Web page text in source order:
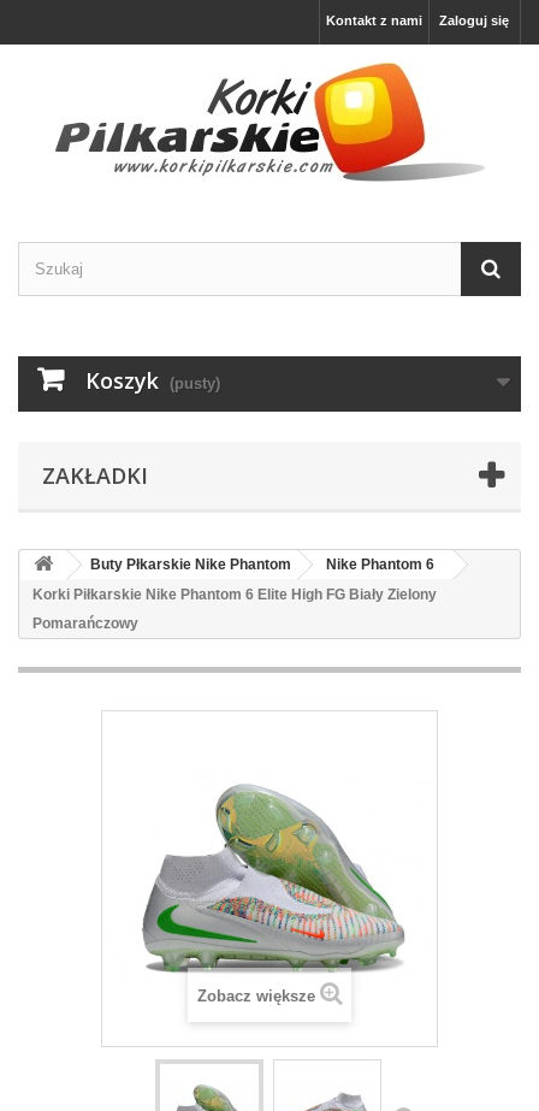
Zaloguj się
Kontakt z nami
Koszyk (pusty)
ZAKŁADKI
Buty Płkarskie Nike Phantom
Nike Phantom 6
Korki Piłkarskie Nike Phantom 6 Elite High FG Biały Zielony
Pomarańczowy
Zobacz większe